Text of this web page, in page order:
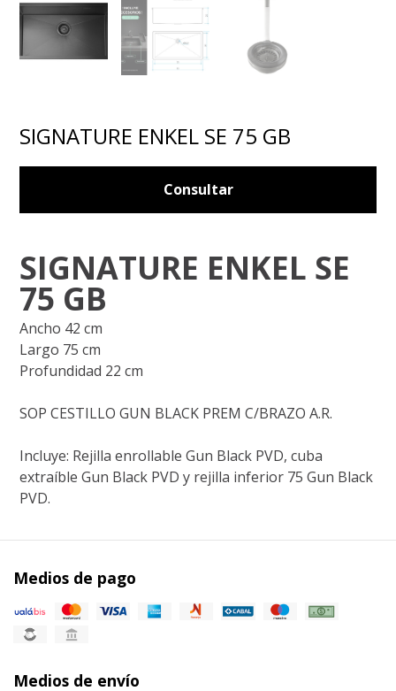
SIGNATURE ENKEL SE 75 GB
Consultar
SIGNATURE ENKEL SE
75 GB
Ancho 42 cm
Largo 75 cm
Profundidad 22 cm
SOP CESTILLO GUN BLACK PREM C/BRAZO A.R.
Incluye: Rejilla enrollable Gun Black PVD, cuba
extraíble Gun Black PVD y rejilla inferior 75 Gun Black
PVD.
Medios de pago
Medios de envío